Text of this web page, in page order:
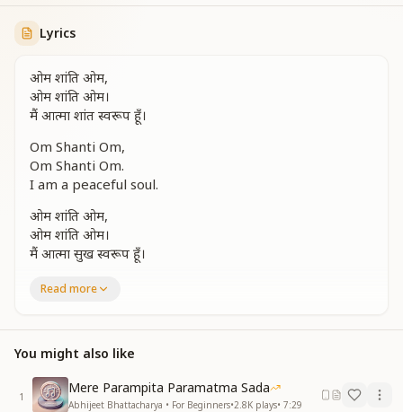
Lyrics
ओम शांति ओम,
ओम शांति ओम।
मैं आत्मा शांत स्वरूप हूँ।
Om Shanti Om,
Om Shanti Om.
I am a peaceful soul.
ओम शांति ओम,
ओम शांति ओम।
मैं आत्मा सुख स्वरूप हूँ।
Om Shanti Om,
ओम शांति ओम,
ओम शांति ओम।
मैं आत्मा प्रेम स्वरूप हूँ।
Read more
You might also like
1
Mere Parampita Paramatma Sada
Abhijeet Bhattacharya • For Beginners•2.8K plays• 7:29